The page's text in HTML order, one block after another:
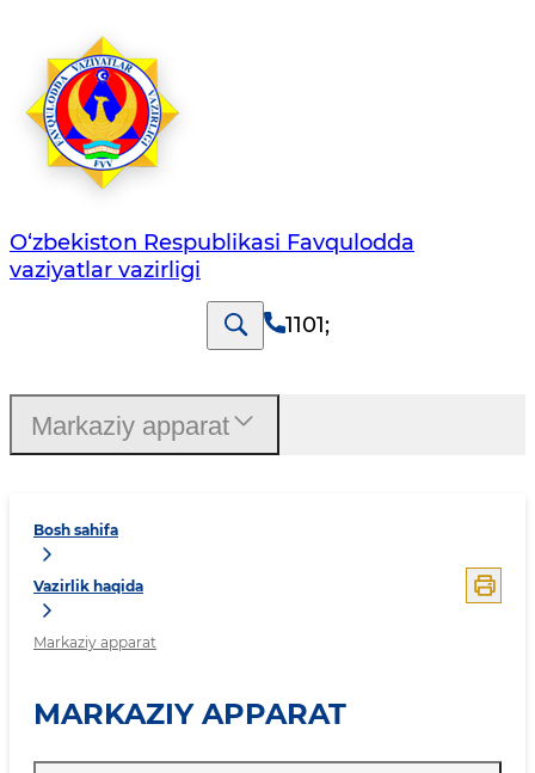
O‘zbеkistоn Rеspublikаsi Favqulodda
vaziyatlar vazirligi
1101;
Bosh sahifa
Vazirlik haqida
Markaziy apparat
MARKAZIY APPARAT
Markaziy apparat